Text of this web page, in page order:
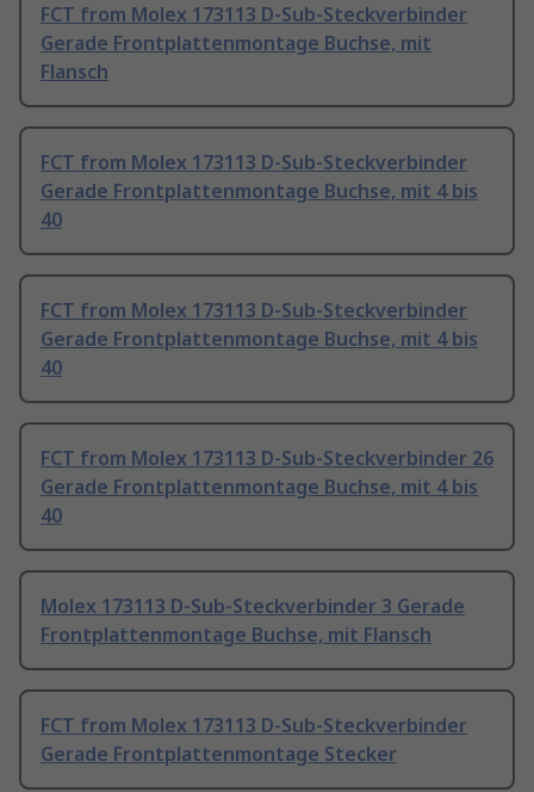
FCT from Molex 173113 D-Sub-Steckverbinder
Gerade Frontplattenmontage Buchse, mit
Flansch
FCT from Molex 173113 D-Sub-Steckverbinder
Gerade Frontplattenmontage Buchse, mit 4 bis
40
FCT from Molex 173113 D-Sub-Steckverbinder
Gerade Frontplattenmontage Buchse, mit 4 bis
40
FCT from Molex 173113 D-Sub-Steckverbinder 26
Gerade Frontplattenmontage Buchse, mit 4 bis
40
Molex 173113 D-Sub-Steckverbinder 3 Gerade
Frontplattenmontage Buchse, mit Flansch
FCT from Molex 173113 D-Sub-Steckverbinder
Gerade Frontplattenmontage Stecker